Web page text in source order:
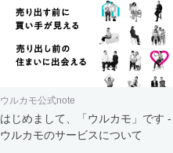
ウルカモ公式note
はじめまして、「ウルカモ」です -
ウルカモのサービスについて